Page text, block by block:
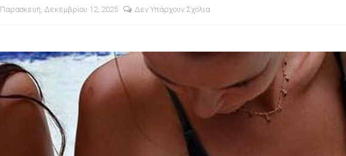
Παρασκευή, Δεκεμβρίου 12, 2025 Δεν Υπάρχουν Σχόλια